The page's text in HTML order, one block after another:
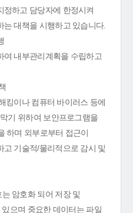
정하고 담당자에 한정시켜
대책을 시행하고 있습니다.
여 내부관리계획을 수립하고
킹이나 컴퓨터 바이러스 등에
기 위하여 보안프로그램을
하며 외부로부터 접근이
기술적/물리적으로 감시 및
암호화 되어 저장 및
으며 중요한 데이터는 파일